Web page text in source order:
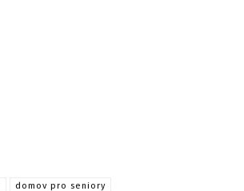
domov pro seniory